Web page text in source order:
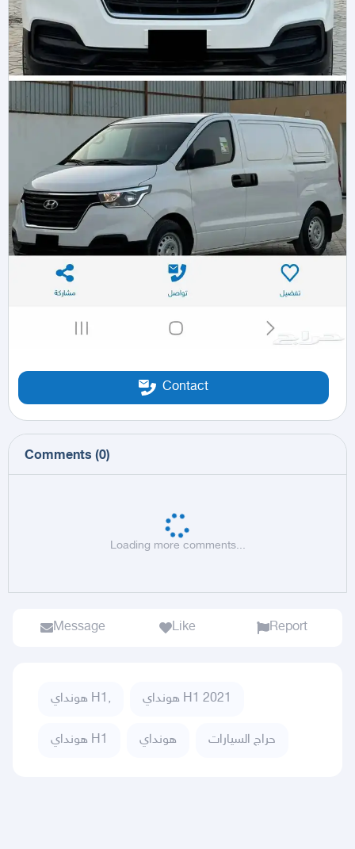
Contact
Comments (0)
Loading more comments...
Message Like Report
هونداي H1, هونداي H1 2021
هونداي H1 هونداي حراج السيارات